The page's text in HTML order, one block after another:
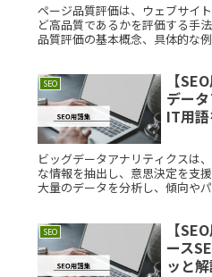
ページ品質評価は、ウェブサイ
ど高品質であるかを評価する手
品質評価の基本概念、具体的な
SEO
【
デー
IT用
ビッグデータアナリティクスは
な情報を抽出し、意思決定を支
大量のデータを分析し、傾向や
SEO
【
ース
ッと